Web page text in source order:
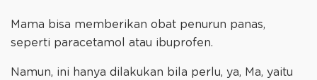
Mama bisa memberikan obat penurun panas,
seperti paracetamol atau ibuprofen.
Namun, ini hanya dilakukan bila perlu, ya, Ma, yaitu